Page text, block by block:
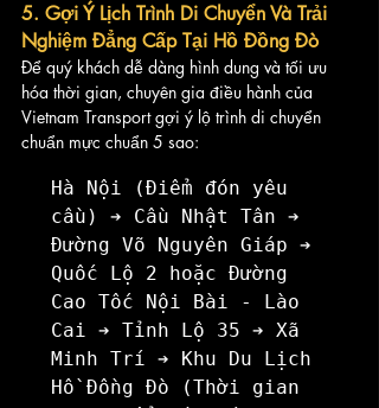
5. Gợi Ý Lịch Trình Di Chuyển Và Trải
Nghiệm Đẳng Cấp Tại Hồ Đồng Đò
Để quý khách dễ dàng hình dung và tối ưu
hóa thời gian, chuyên gia điều hành của
Vietnam Transport gợi ý lộ trình di chuyển
chuẩn mực chuẩn 5 sao:
Hà Nội (Điểm đón yêu
cầu) ➔ Cầu Nhật Tân ➔
Đường Võ Nguyên Giáp ➔
Quốc Lộ 2 hoặc Đường
Cao Tốc Nội Bài - Lào
Cai ➔ Tỉnh Lộ 35 ➔ Xã
Minh Trí ➔ Khu Du Lịch
Hồ Đồng Đò (Thời gian